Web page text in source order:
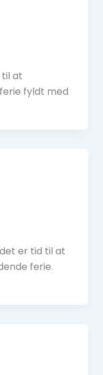
til at
fyldt med
er tid til at
ferie.